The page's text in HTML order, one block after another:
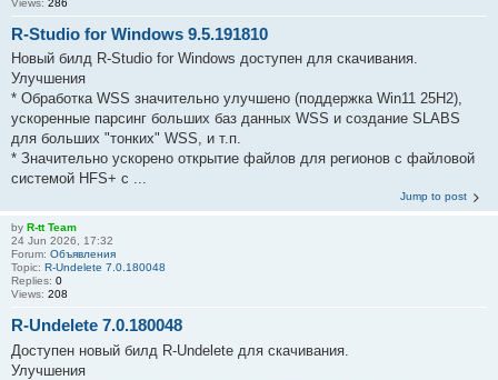
R-Studio for Windows 9.5.191810
Новый билд R-Studio for Windows доступен для скачивания.
Улучшения
* Обработка WSS значительно улучшено (поддержка Win11 25H2),
ускоренные парсинг больших баз данных WSS и создание SLABS
для больших "тонких" WSS, и т.п.
* Значительно ускорено открытие файлов для регионов с файловой
системой HFS+ с ...
Jump to post
by R-tt Team
24 Jun 2026, 17:32
Forum: Объявления
Topic: R-Undelete 7.0.180048
Replies: 0
Views: 208
R-Undelete 7.0.180048
Доступен новый билд R-Undelete для скачивания.
Улучшения